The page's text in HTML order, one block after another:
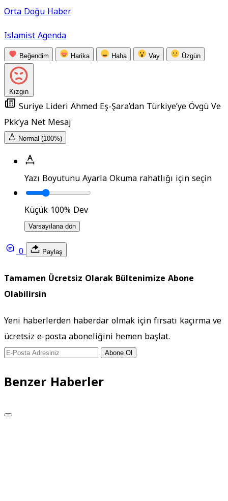
Orta Doğu Haber
Islamist Agenda
Beğendim Harika Haha Vay Üzgün
Kızgın
Suriye Lideri Ahmed Eş-Şara’dan Türkiye’ye Övgü Ve
Pkk’ya Net Mesaj
Normal (100%)
Yazı Boyutunu AyarlaOkuma rahatlığı için seçin
Küçük 100%Dev
Varsayılana dön
0 Paylaş
Tamamen Ücretsiz Olarak Bültenimize Abone
Olabilirsin
Yeni haberlerden haberdar olmak için fırsatı kaçırma ve
ücretsiz e-posta aboneliğini hemen başlat.
Abone Ol
Benzer Haberler